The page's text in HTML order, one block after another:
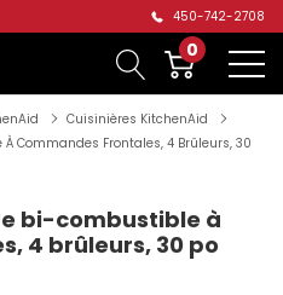
450-742-2708
0
Cuisinières KitchenAid
Commandes Frontales, 4 Brûleurs, 30
bi-combustible à
4 brûleurs, 30 po